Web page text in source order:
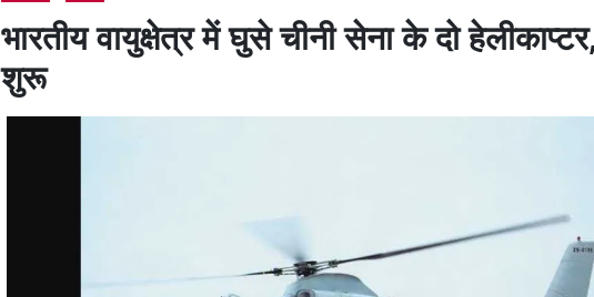
भारतीय वायुक्षेत्र में घुसे चीनी सेना के दो
शुरू